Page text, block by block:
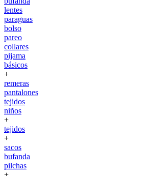
lentes
paraguas
bolso
pareo
collares
pijama
básicos
+
remeras
pantalones
tejidos
niños
+
tejidos
+
sacos
bufanda
pilchas